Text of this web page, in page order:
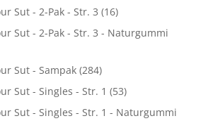
Sut - 2-Pak - Str. 3 (16)
Sut - 2-Pak - Str. 3 - Naturgummi
Sut - Sampak (284)
Sut - Singles - Str. 1 (53)
Sut - Singles - Str. 1 - Naturgummi